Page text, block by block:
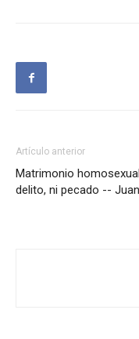
Artículo anterior
Matrimonio
delito, ni pecado --